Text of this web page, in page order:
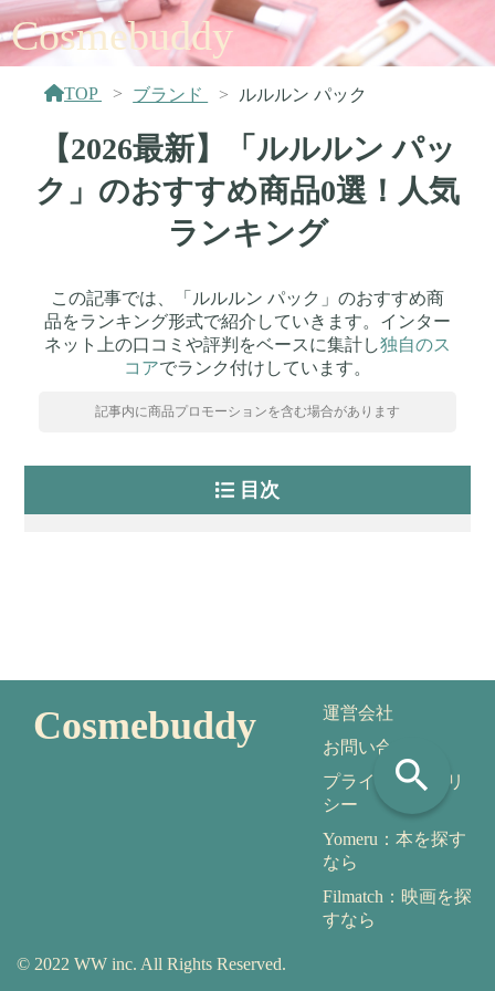
Cosmebuddy
TOP ブランド ルルルン パック
【2026最新】「ルルルン パッ
ク」のおすすめ商品0選！人気
ランキング
この記事では、「ルルルン パック」のおすすめ商
品をランキング形式で紹介していきます。インター
ネット上の口コミや評判をベースに集計し独自のス
コアでランク付けしています。
記事内に商品プロモーションを含む場合があります
目次
search
Cosmebuddy
運営会社
お問い合わせ
プライバシーポリ
シー
Yomeru：本を探す
なら
Filmatch：映画を探
すなら
© 2022 WW inc. All Rights Reserved.